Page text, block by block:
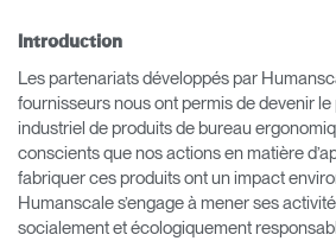
Contacter le support
Trouver un showroom
Changer la région
OpensOpens
OpensOpens
OpensOpensOpens
Introduction
Les partenariats développés par
fournisseurs nous ont permis de devenir
industriel de produits de bureau
conscients que nos actions en matière
fabriquer ces produits ont un impact
Humanscale s’engage à mener ses
socialement et écologiquement